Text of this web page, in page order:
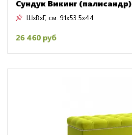
Сундук Викинг (палисандр)
ШxВxГ, см: 91x53.5x44
26 460 руб